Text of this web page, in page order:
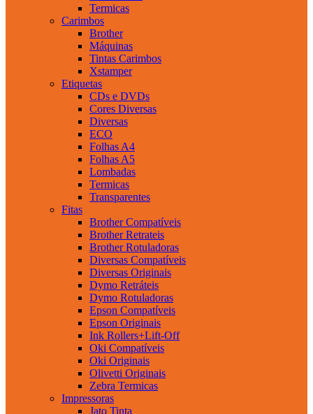
Termicas
Carimbos
Brother
Máquinas
Tintas Carimbos
Xstamper
Etiquetas
CDs e DVDs
Cores Diversas
Diversas
ECO
Folhas A4
Folhas A5
Lombadas
Termicas
Transparentes
Fitas
Brother Compatíveis
Brother Retrateis
Brother Rotuladoras
Diversas Compatíveis
Diversas Originais
Dymo Retráteis
Dymo Rotuladoras
Epson Compatíveis
Epson Originais
Ink Rollers+Lift-Off
Oki Compatíveis
Oki Originais
Olivetti Originais
Zebra Termicas
Impressoras
Jato Tinta